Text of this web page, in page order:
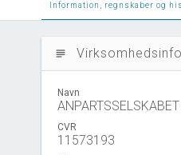
Information, regnskaber og
subject
Navn
CVR
11573193